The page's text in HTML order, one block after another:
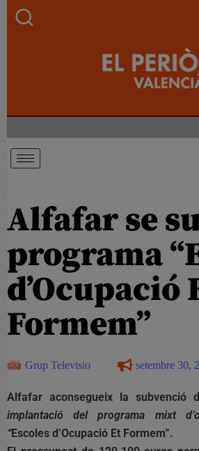
Alfafar se
programa
d’Ocupació
Formem”
Grup Televisio setembre 30,
Alfafar aconsegueix la subvenció
implantació del programa mixt
“Escoles d’Ocupació Et Formem”.